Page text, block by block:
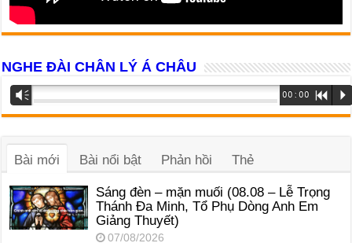
NGHE ĐÀI CHÂN LÝ Á CHÂU
Trình
phát
âm
Vm 00:00 R P
Bài mới Bài nổi bật Phản hồi Thẻ
Sáng đèn – mặn muối (08.08 – Lễ Trọng
Thánh Đa Minh, Tổ Phụ Dòng Anh Em
Giảng Thuyết)
07/08/2026